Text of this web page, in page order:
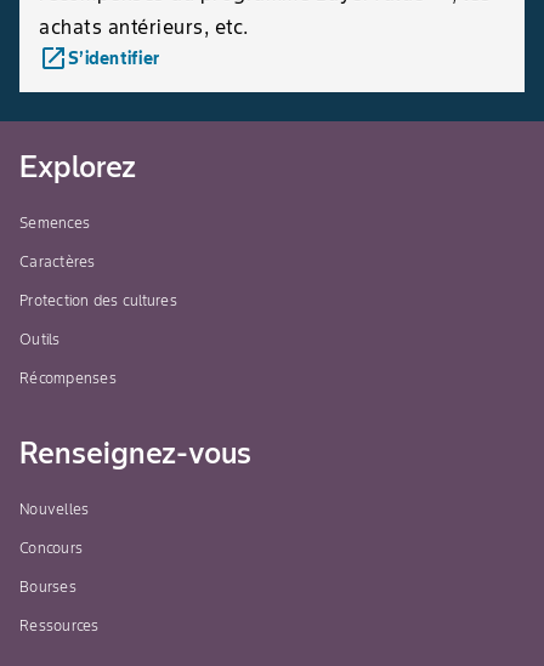
achats antérieurs, etc.
launchS’identifier
Explorez
Semences
Caractères
Protection des cultures
Outils
Récompenses
Renseignez-vous
Nouvelles
Concours
Bourses
Ressources